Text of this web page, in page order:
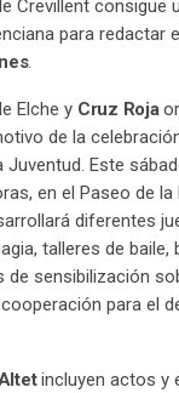
Crevillent consigue
para redactar
.
Elche y Cruz Roja
de la
Juventud. Este
en el Paseo de la
diferentes
talleres de baile,
sensibilización
para el
incluyen actos y